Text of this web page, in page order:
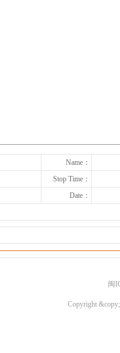
Name：
Stop Time：
Date：
闽
Copyright